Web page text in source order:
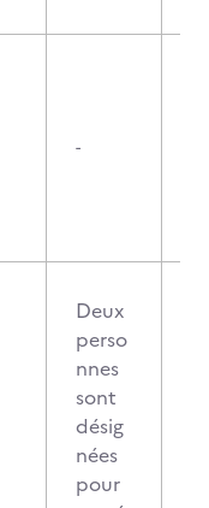
-
Deux
perso
nnes
sont
désig
nées
pour